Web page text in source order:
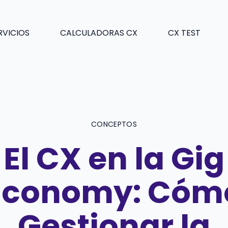
CALCULADORAS CX CX TEST
CONCEPTOS
El CX en la Gig